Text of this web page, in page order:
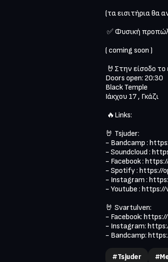
(τα εισιτήρια θα
( coming soon )
Doors open: 20:30
Black Temple
Ιάκχου 17 , Γκάζι
🤘 Tsjuder:
- Bandcamp :
- Soundcloud :
- Facebook :
- Spotify : https://
- Instagram :
- Youtube :
🤘 Svartulven:
- Facebook:
- Instagram:
- Bandcamp:
#Tsjuder